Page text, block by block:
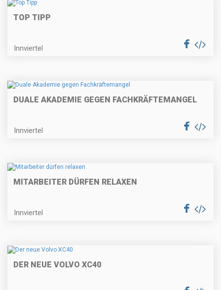
TOP TIPP
Innviertel
DUALE AKADEMIE GEGEN FACHKRÄFTEMANGEL
Innviertel
MITARBEITER DÜRFEN RELAXEN
Innviertel
DER NEUE VOLVO XC40